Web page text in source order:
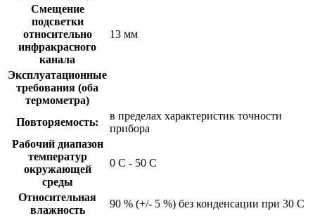
Смещение
подсветки
относительно
инфракрасного
канала
13 мм
Эксплуатационные
требования (оба
термометра)
Повторяемость:
в пределах характеристик точности
прибора
Рабочий диапазон
температур
окружающей
среды
0 C - 50 C
Относительная
влажность
90 % (+/- 5 %) без конденсации при 30 C